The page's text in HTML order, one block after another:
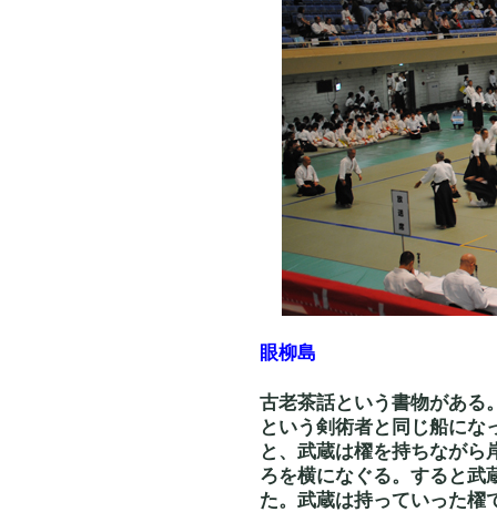
眼柳島
古老茶話という書物がある
という剣術者と同じ船にな
と、武蔵は櫂を持ちながら
ろを横になぐる。すると武
た。武蔵は持っていった櫂